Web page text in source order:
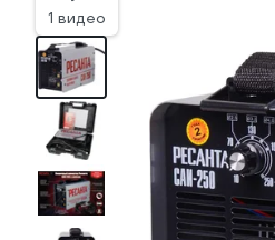
1 видео